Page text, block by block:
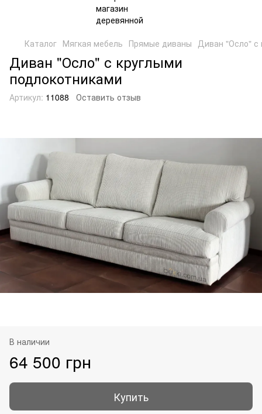
Каталог Мягкая мебель Прямые диваны Диван "Осло" с
Диван "Осло" с круглыми
подлокотниками
Артикул: 11088 Оставить отзыв
В наличии
64 500 грн
Купить